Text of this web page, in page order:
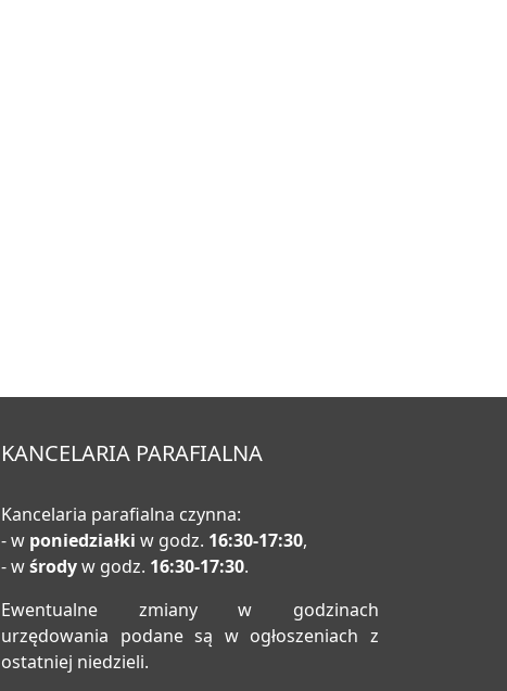
KANCELARIA PARAFIALNA
Kancelaria parafialna czynna:
- w poniedziałki w godz. 16:30-17:30,
- wśrodyw godz. 16:30-17:30.
Ewentualne zmiany w godzinach
urzędowania podane są w ogłoszeniach z
ostatniej niedzieli.